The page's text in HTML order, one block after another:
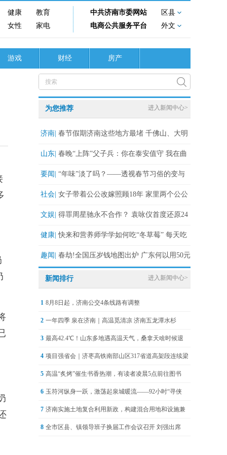
健康 教育 中共济南市委网站
区县
女性 家电 电商公共服务平台 外文
游戏 财经 房产
为您推荐 进入新闻中心>
济南| 春节假期济南这些地方最堵 千佛山、大明
湖周边停车场关闭
山东| 春晚“上阵”父子兵：你在泰安值守 我在曲
阜参演
要闻| “年味”淡了吗？——透视春节习俗的变与
不变
社会| 女子带着公公改嫁照顾18年 家里两个公公
成好朋友
文娱| 得罪周星驰永不合作？ 袁咏仪首度还原24
年前真相
健康| 快来和营养师学学如何吃“冬草莓” 每天吃
一把补维C
趣闻| 春劫!全国压岁钱地图出炉 广东何以用50元
搞定一众孩子?
新闻排行
进入新闻中心>
1 8月8日起，济南公交4条线路有调整
2 一年四季 泉在济南｜高温觅清凉 济南五龙潭水杉
3 最高42.4℃！山东多地遇高温天气，桑拿天啥时候退
4 项目强省会｜济枣高铁南部山区317省道高架段连续梁
5 高温“炙烤”催生书香热潮，有读者凌晨5点前往图书
6 玉符河纵身一跃，激荡起泉城暖流——92小时“寻侠
7 济南实施土地复合利用新政，构建混合用地和设施兼
8 全市区县、镇领导班子换届工作会议召开 刘强出席